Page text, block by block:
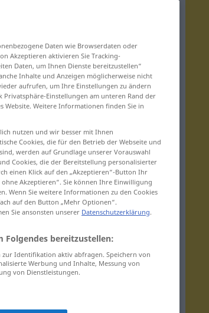
Daten wie Browserdaten oder
Akzeptieren aktivieren Sie Tracking-
Daten, um Ihnen Dienste bereitzustellen“
Inhalte und Anzeigen möglicherweise nicht
aufrufen, um Ihre Einstellungen zu ändern
Einstellungen am unteren Rand der
Website. Weitere Informationen finden Sie in
nutzen und wir besser mit Ihnen
Cookies, die für den Betrieb der Webseite und
werden auf Grundlage unserer Vorauswahl
Cookies, die der Bereitstellung personalisierter
einen Klick auf den „Akzeptieren“-Button Ihr
Akzeptieren“. Sie können Ihre Einwilligung
Wenn Sie weitere Informationen zu den Cookies
auf den Button „Mehr Optionen“.
Sie ansonsten unserer Datenschutzerklärung.
Folgendes bereitzustellen:
zur Identifikation aktiv abfragen. Speichern von
Werbung und Inhalte, Messung von
von Dienstleistungen.